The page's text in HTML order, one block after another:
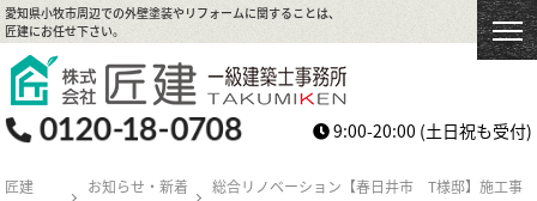
愛知県小牧市周辺での外壁塗装やリフォームに関することは、
匠建にお任せ下さい。
9:00-20:00 (土日祝も受付)
匠建
お知らせ・新着
総合リノベーション【春日井市 T様邸】施工事